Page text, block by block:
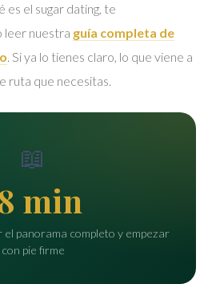
es el sugar dating, te
leer nuestra guía completa de
. Si ya lo tienes claro, lo que viene a
ruta que necesitas.
📖
min
panorama completo y empezar
con pie firme